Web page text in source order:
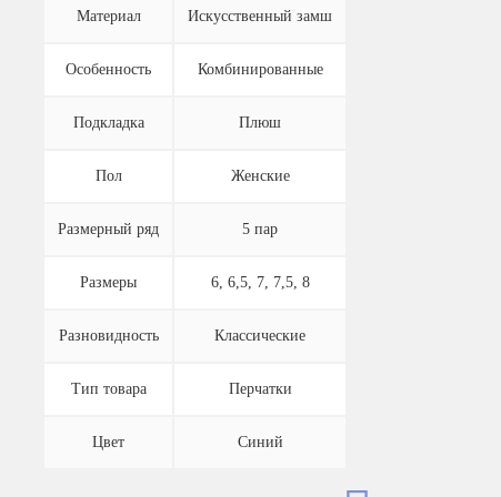
Материал Искусственный замш
Особенность Комбинированные
Подкладка Плюш
Пол Женские
Размерный ряд 5 пар
Размеры 6, 6,5, 7, 7,5, 8
Разновидность Классические
Тип товара Перчатки
Цвет Синий